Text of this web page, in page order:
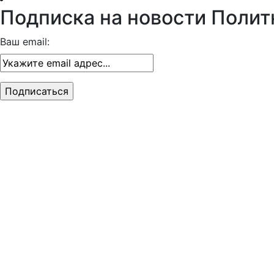
Подписка на новости
Ваш email: